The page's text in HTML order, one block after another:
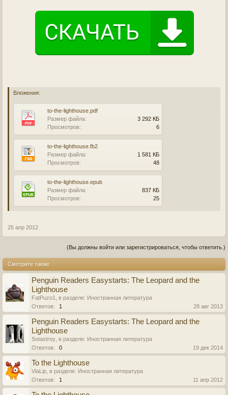
Вложения:
to-the-lighthouse.pdf
Размер файла:
3 292 КБ
Просмотров:
6
to-the-lighthouse.fb2
Размер файла:
1 581 КБ
Просмотров:
48
to-the-lighthouse.epub
Размер файла:
837 КБ
Просмотров:
25
25 апр 2012
(Вы должны войти или зарегистрироваться, чтобы ответить.)
Смотрите также
Penguin Readers Easystarts: The Leopard and the
Lighthouse
FatPuzo1 , в разделе: Иностранная литература
Ответов:
1 28 авг 2013
Penguin Readers Easystarts: The Leopard and the
Lighthouse
Sotastroy , в разделе: Иностранная литература
Ответов:
0 19 дек 2014
To the Lighthouse
VlaLip , в разделе: Иностранная литература
Ответов:
1 11 апр 2012